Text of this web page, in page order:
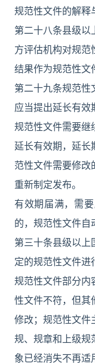
规范性文件的解释
第二十八条县级以
方评估机构对规范
结果作为规范性文
第二十九条规范性
应当提出延长有效
规范性文件需要继
延长有效期，延长
范性文件需要修改
重新制定发布。
有效期届满，需
的，规范性文件自
第三十条县级以上
定的规范性文件进
规范性文件部分内
性文件不符，但其
修改；规范性文件
规、规章和上级规
象已经消失不再适